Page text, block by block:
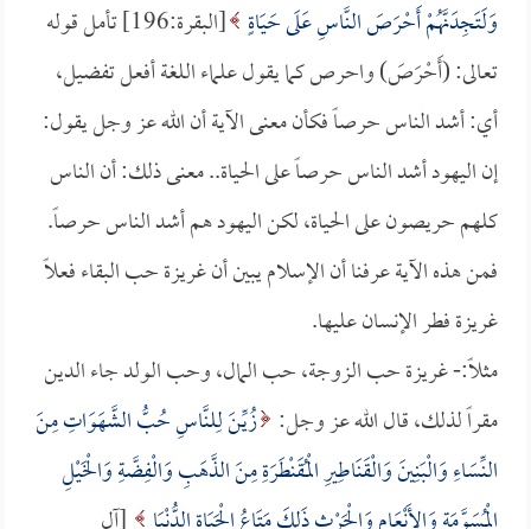
وَلَتَجِدَنَّهُمْ أَحْرَصَ النَّاسِ عَلَى حَيَاةٍ
[البقرة:196] تأمل قوله
تعالى: (أَحْرَصَ) واحرص كما يقول علماء اللغة أفعل تفضيل،
أي: أشد الناس حرصاً فكأن معنى الآية أن الله عز وجل يقول:
إن اليهود أشد الناس حرصاً على الحياة.. معنى ذلك: أن الناس
كلهم حريصون على الحياة، لكن اليهود هم أشد الناس حرصاً.
فمن هذه الآية عرفنا أن الإسلام يبين أن غريزة حب البقاء فعلاً
غريزة فطر الإنسان عليها.
مثلاً:- غريزة حب الزوجة، حب المال، وحب الولد جاء الدين
مقراً لذلك، قال الله عز وجل: زُيِّنَ لِلنَّاسِ حُبُّ الشَّهَوَاتِ مِنَ
النِّسَاءِ وَالْبَنِينَ وَالْقَنَاطِيرِ الْمُقَنْطَرَةِ مِنَ الذَّهَبِ وَالْفِضَّةِ وَالْخَيْلِ